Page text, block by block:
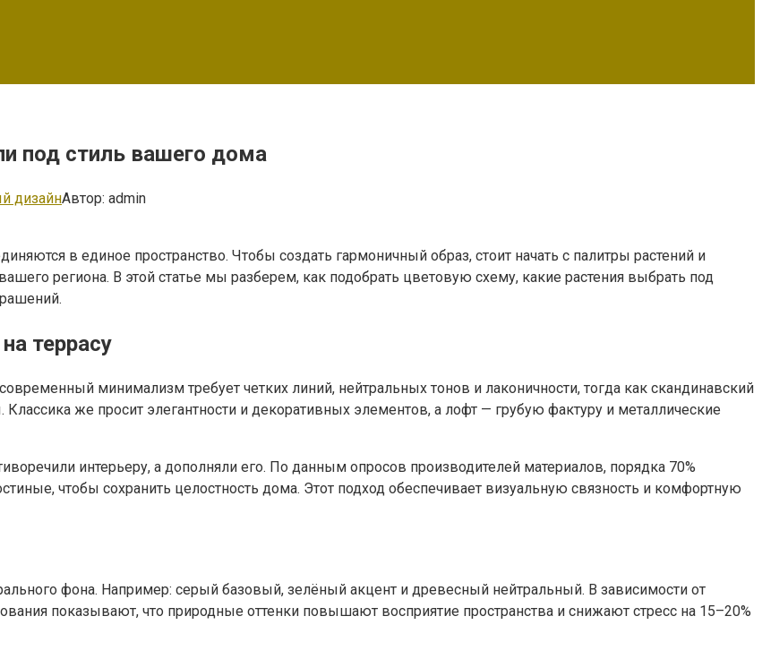
под стиль вашего дома
дизайнАвтор: admin
в единое пространство. Чтобы создать гармоничный образ, стоит начать с палитры растений и
региона. В этой статье мы разберем, как подобрать цветовую схему, какие растения выбрать под
террасу
минимализм требует четких линий, нейтральных тонов и лаконичности, тогда как скандинавский
же просит элегантности и декоративных элементов, а лофт — грубую фактуру и металлические
интерьеру, а дополняли его. По данным опросов производителей материалов, порядка 70%
чтобы сохранить целостность дома. Этот подход обеспечивает визуальную связность и комфортную
фона. Например: серый базовый, зелёный акцент и древесный нейтральный. В зависимости от
показывают, что природные оттенки повышают восприятие пространства и снижают стресс на 15–20%